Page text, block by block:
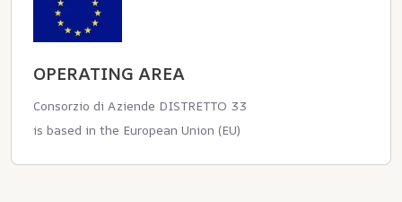
OPERATING AREA
Consorzio di Aziende DISTRETTO 33
is based in the European Union (EU)